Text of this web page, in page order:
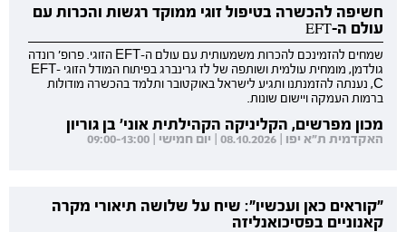
חשיפה להכשרה בטיפול זוגי ממוקד רגשות והכרות עם
עולם ה-EFT
שמחים להזמינכם להכרות משמעותית עם עולם ה-EFT הזוגי. פרופ' רונדה
גולדמן, מומחית עולמית ושותפה של לז גרינברג בפיתוח המודל הזוגי EFT-
C, נענתה להזמנתנו ותגיע לישראל באוקטובר ותלמד בהכשרה מודולות
ברמות העמקה ויישום שונות.
מכון מפרשים, הקליניקה הקהילתית אוני' בן גוריון
האקדמית ת"א יפו | 08.10.2026 | יום חמישי | 09:00-13:00
"קוראים כאן ועכשיו": שיח על שלושה תיאורי מקרה
קאנוניים בפסיכואנליזה